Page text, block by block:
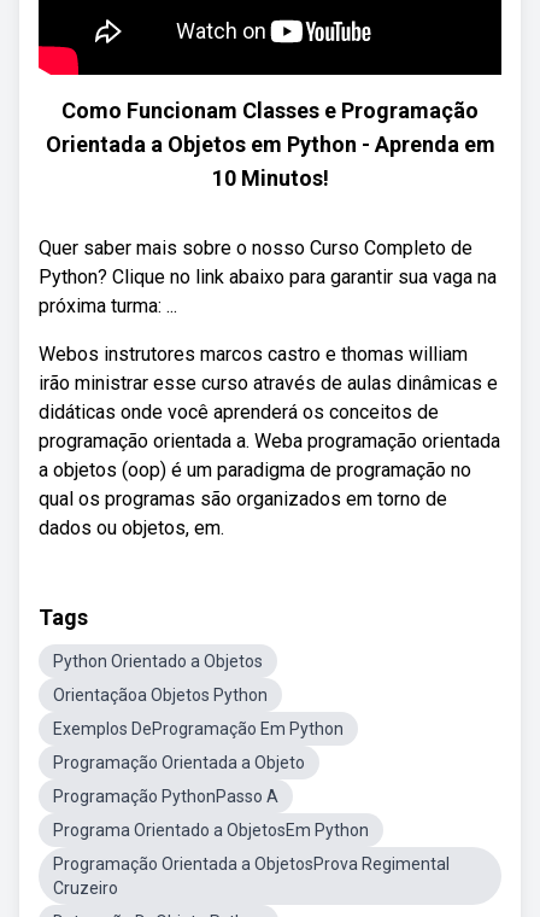
Como Funcionam Classes e Programação
Orientada a Objetos em Python - Aprenda em
10 Minutos!
Quer saber mais sobre o nosso Curso Completo de
Python? Clique no link abaixo para garantir sua vaga na
próxima turma: ...
Webos instrutores marcos castro e thomas william
irão ministrar esse curso através de aulas dinâmicas e
didáticas onde você aprenderá os conceitos de
programação orientada a. Weba programação orientada
a objetos (oop) é um paradigma de programação no
qual os programas são organizados em torno de
dados ou objetos, em.
Tags
Python Orientado a Objetos
Orientaçãoa Objetos Python
Exemplos DeProgramação Em Python
Programação Orientada a Objeto
Programação PythonPasso A
Programa Orientado a ObjetosEm Python
Programação Orientada a ObjetosProva Regimental
Cruzeiro